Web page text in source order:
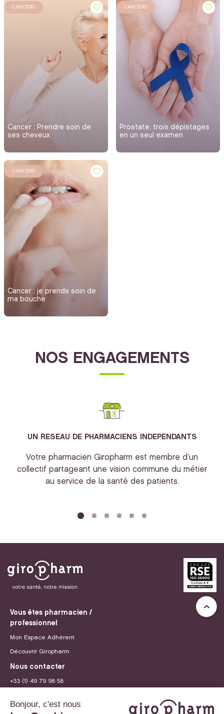
CANCÉRO
Cancer : Prendre soin de
ses cheveux
CANCÉRO
Prostate, trois dépistages
en un seul examen
CANCÉRO
Cancer : je prends soin de
ma bouche
NOS ENGAGEMENTS
UN RESEAU DE PHARMACIENS INDEPENDANTS
Votre pharmacien Giropharm est membre d’un
collectif partageant une vision commune du métier
au service de la santé des patients.
Vous êtes pharmacien /
professionnel
Mon Espace Adhérent
Découvrir Giropharm
Nous contacter
+33 (1) 49 79 98 58
Recrutement